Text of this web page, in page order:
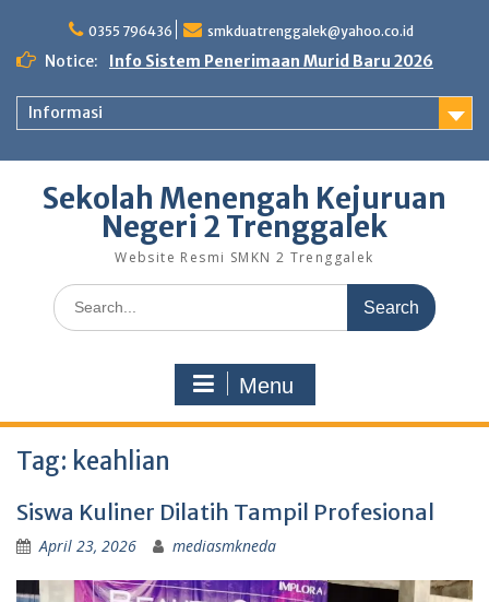
content
0355 796436 smkduatrenggalek@yahoo.co.id
Notice: Info Sistem Penerimaan Murid Baru 2026
Informasi
Sekolah Menengah Kejuruan
Negeri 2 Trenggalek
Website Resmi SMKN 2 Trenggalek
Search
for:
Menu
Tag: keahlian
Siswa Kuliner Dilatih Tampil Profesional
April 23, 2026 mediasmkneda